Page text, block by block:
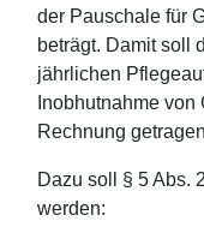
der Pauschale für
beträgt. Damit soll
jährlichen
Inobhutnahme von
Rechnung
Dazu soll § 5 Abs.
werden: